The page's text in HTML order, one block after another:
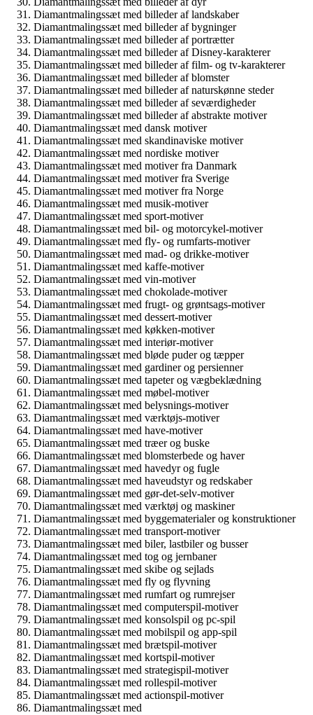
Diamantmalingssæt med billeder af landskaber
Diamantmalingssæt med billeder af bygninger
Diamantmalingssæt med billeder af portrætter
Diamantmalingssæt med billeder af Disney-karakterer
Diamantmalingssæt med billeder af film- og tv-karakterer
Diamantmalingssæt med billeder af blomster
Diamantmalingssæt med billeder af naturskønne steder
Diamantmalingssæt med billeder af seværdigheder
Diamantmalingssæt med billeder af abstrakte motiver
Diamantmalingssæt med dansk motiver
Diamantmalingssæt med skandinaviske motiver
Diamantmalingssæt med nordiske motiver
Diamantmalingssæt med motiver fra Danmark
Diamantmalingssæt med motiver fra Sverige
Diamantmalingssæt med motiver fra Norge
Diamantmalingssæt med musik-motiver
Diamantmalingssæt med sport-motiver
Diamantmalingssæt med bil- og motorcykel-motiver
Diamantmalingssæt med fly- og rumfarts-motiver
Diamantmalingssæt med mad- og drikke-motiver
Diamantmalingssæt med kaffe-motiver
Diamantmalingssæt med vin-motiver
Diamantmalingssæt med chokolade-motiver
Diamantmalingssæt med frugt- og grøntsags-motiver
Diamantmalingssæt med dessert-motiver
Diamantmalingssæt med køkken-motiver
Diamantmalingssæt med interiør-motiver
Diamantmalingssæt med bløde puder og tæpper
Diamantmalingssæt med gardiner og persienner
Diamantmalingssæt med tapeter og vægbeklædning
Diamantmalingssæt med møbel-motiver
Diamantmalingssæt med belysnings-motiver
Diamantmalingssæt med værktøjs-motiver
Diamantmalingssæt med have-motiver
Diamantmalingssæt med træer og buske
Diamantmalingssæt med blomsterbede og haver
Diamantmalingssæt med havedyr og fugle
Diamantmalingssæt med haveudstyr og redskaber
Diamantmalingssæt med gør-det-selv-motiver
Diamantmalingssæt med værktøj og maskiner
Diamantmalingssæt med byggematerialer og konstruktioner
Diamantmalingssæt med transport-motiver
Diamantmalingssæt med biler, lastbiler og busser
Diamantmalingssæt med tog og jernbaner
Diamantmalingssæt med skibe og sejlads
Diamantmalingssæt med fly og flyvning
Diamantmalingssæt med rumfart og rumrejser
Diamantmalingssæt med computerspil-motiver
Diamantmalingssæt med konsolspil og pc-spil
Diamantmalingssæt med mobilspil og app-spil
Diamantmalingssæt med brætspil-motiver
Diamantmalingssæt med kortspil-motiver
Diamantmalingssæt med strategispil-motiver
Diamantmalingssæt med rollespil-motiver
Diamantmalingssæt med actionspil-motiver
Diamantmalingssæt med